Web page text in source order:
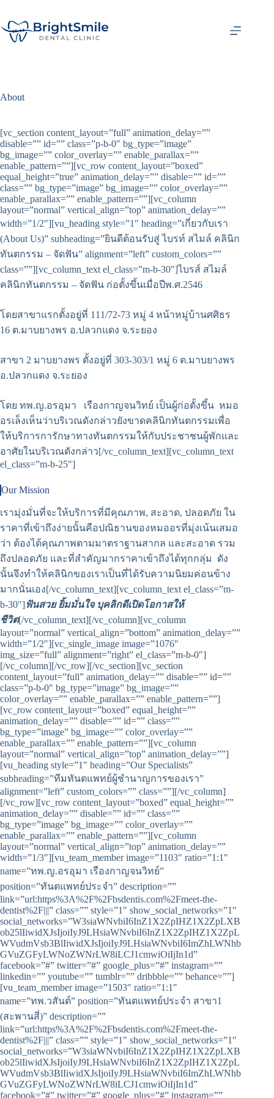
About
[vc_section content_layout=”full” animation_delay=””
disable=”” id=”” class=”p-b-0″ bg_type=”image”
bg_image=”” color_overlay=”” enable_parallax=””
enable_pattern=””][vc_row content_layout=”boxed”
equal_height=”true” animation_delay=”” disable=”” id=””
class=”” bg_type=”image” bg_image=”” color_overlay=””
enable_parallax=”” enable_pattern=””][vc_column
layout=”normal” vertical_align=”top” animation_delay=””
width=”1/2″][vu_heading style=”1″ heading=”เกี่ยวกับเรา
(About Us)” subheading=”ยินดีต้อนรับสู่ ไบรท์ สไมล์ คลินิก
ทันตกรรม – จัดฟัน” alignment=”left” custom_colors=””
class=””][vc_column_text el_class=”m-b-30″]ไบรส์ สไมล์
คลินิกทันตกรรม – จัดฟัน ก่อตั้งขึ้นเมื่อปีพ.ศ.2546
โดยสาขาแรกตั้งอยู่ที่ 111/72-73 หมู่ 4 หน้าหมู่บ้านศศิธร
16 ต.มาบยางพร อ.ปลวกแดง จ.ระยอง
สาขา 2 มาบยางพร ตั้งอยู่ที่ 303-303/1 หมู่ 6 ต.มาบยางพร
อ.ปลวกแดง จ.ระยอง
โดย ทพ.ญ.อรอุมา เรืองกาญจนวิทย์ เป็นผู้ก่อตั้งขึ้น หมอ
อรเล็งเห็นว่าบริเวณดังกล่าวยังขาดคลินิกทันตกรรมเพื่อ
ให้บริการการักษาทางทันตกรรมให้กับประชาชนผู้พักและ
อาศัยในบริเวณดังกล่าว[/vc_column_text][vc_column_text
el_class=”m-b-25″]
Our Mission
เรามุ่งมั่นที่จะให้บริการที่มีคุณภาพ, สะอาด, ปลอดภัย ใน
ราคาที่เข้าถึงง่ายนั้นคือปณิธานของหมออรที่มุ่งเน้นเสมอ
ว่า ต้องได้คุณภาพตามมาตราฐานสากล และสะอาด รวม
ถึงปลอดภัย และที่สำคัญมากราคาเข้าถึงได้ทุกกลุ่ม ดัง
นั้นจึงทำให้คลินิกของเราเป็นที่ได้รับความนิยมค่อนข้าง
มากนั่นเอง[/vc_column_text][vc_column_text el_class=”m-
b-30″]ฟันสวย ยิ้มมั่นใจ บุคลิกดีเปิดโอกาสให้
ชีวิต[/vc_column_text][/vc_column][vc_column
layout=”normal” vertical_align=”bottom” animation_delay=””
width=”1/2″][vc_single_image image=”1076″
img_size=”full” alignment=”right” el_class=”m-b-0″]
[/vc_column][/vc_row][/vc_section][vc_section
content_layout=”full” animation_delay=”” disable=”” id=””
class=”p-b-0″ bg_type=”image” bg_image=””
color_overlay=”” enable_parallax=”” enable_pattern=””]
[vc_row content_layout=”boxed” equal_height=””
animation_delay=”” disable=”” id=”” class=””
bg_type=”image” bg_image=”” color_overlay=””
enable_parallax=”” enable_pattern=””][vc_column
layout=”normal” vertical_align=”top” animation_delay=””]
[vu_heading style=”1″ heading=”Our Specialists”
subheading=”ทีมทันตแพทย์ผู้ชำนาญการของเรา”
alignment=”left” custom_colors=”” class=””][/vc_column]
[/vc_row][vc_row content_layout=”boxed” equal_height=””
animation_delay=”” disable=”” id=”” class=””
bg_type=”image” bg_image=”” color_overlay=””
enable_parallax=”” enable_pattern=””][vc_column
layout=”normal” vertical_align=”top” animation_delay=””
width=”1/3″][vu_team_member image=”1103″ ratio=”1:1″
name=”ทพ.ญ.อรอุมา เรืองกาญจนวิทย์”
position=”ทันตแพทย์ประจำ” description=””
link=”url:https%3A%2F%2Fbsdentis.com%2Fmeet-the-
dentist%2F|||” class=”” style=”1″ show_social_networks=”1″
social_networks=”W3siaWNvbiI6InZ1X2ZpIHZ1X2ZpLXB
ob25lIiwidXJsIjoiIyJ9LHsiaWNvbiI6InZ1X2ZpIHZ1X2ZpL
WVudmVsb3BlIiwidXJsIjoiIyJ9LHsiaWNvbiI6ImZhLWNhb
GVuZGFyLWNoZWNrLW8iLCJ1cmwiOiIjIn1d”
facebook=”#” twitter=”#” google_plus=”#” instagram=””
linkedin=”” youtube=”” tumblr=”” dribbble=”” behance=””]
[vu_team_member image=”1503″ ratio=”1:1″
name=”ทพ.วสันต์” position=”ทันตแพทย์ประจำ สาขา1
(สะพานสี่)” description=””
link=”url:https%3A%2F%2Fbsdentis.com%2Fmeet-the-
dentist%2F|||” class=”” style=”1″ show_social_networks=”1″
social_networks=”W3siaWNvbiI6InZ1X2ZpIHZ1X2ZpLXB
ob25lIiwidXJsIjoiIyJ9LHsiaWNvbiI6InZ1X2ZpIHZ1X2ZpL
WVudmVsb3BlIiwidXJsIjoiIyJ9LHsiaWNvbiI6ImZhLWNhb
GVuZGFyLWNoZWNrLW8iLCJ1cmwiOiIjIn1d”
facebook=”#” twitter=”#” google_plus=”#” instagram=””